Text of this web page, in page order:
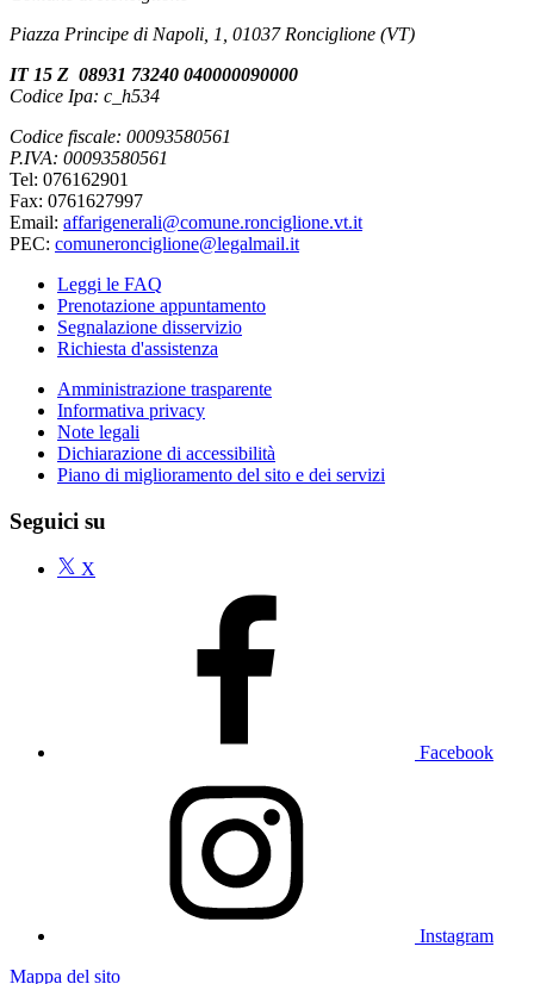
Piazza Principe di Napoli, 1, 01037 Ronciglione (VT)
IT 15 Z 08931 73240 040000090000
Codice Ipa: c_h534
Codice fiscale: 00093580561
P.IVA: 00093580561
Tel: 076162901
Fax: 0761627997
Email: affarigenerali@comune.ronciglione.vt.it
PEC: comuneronciglione@legalmail.it
Leggi le FAQ
Prenotazione appuntamento
Segnalazione disservizio
Richiesta d'assistenza
Amministrazione trasparente
Informativa privacy
Note legali
Dichiarazione di accessibilità
Piano di miglioramento del sito e dei servizi
Seguici su
X
Facebook
Instagram
Mappa del sito